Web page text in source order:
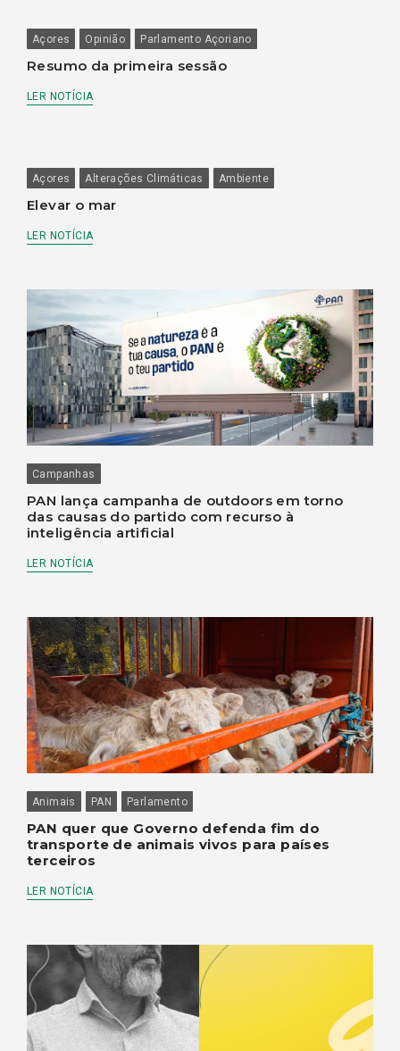
Açores Opinião Parlamento Açoriano
Resumo da primeira sessão
LER NOTÍCIA
Açores Alterações Climáticas Ambiente
Elevar o mar
LER NOTÍCIA
Campanhas
PAN lança campanha de outdoors em torno
das causas do partido com recurso à
inteligência artificial
LER NOTÍCIA
Animais PAN Parlamento
PAN quer que Governo defenda fim do
transporte de animais vivos para países
terceiros
LER NOTÍCIA